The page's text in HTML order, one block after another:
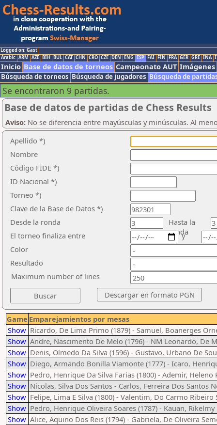
Logged on: Gast
Arabic ARM AZE BIH BUL CAT CHN CRO CZE DEN ENG ESP FAI FIN FRA GER GRE INA
Inicio Base de datos de torneos Campeonato AUT Imágenes
Búsqueda de torneos Búsqueda de jugadores Búsqueda de
Se encontraron 9 partidas.
Base de datos de partidas de Chess Results
Aviso: No se diferencia entre mayúsculas y minúsculas. Al
Apellido *)
Nombre
Código FIDE *)
ID Nacional *)
Torneo *)
Clave de la Base de Datos *)
Desde la ronda
Hasta la
ronda
El torneo finaliza entre
Color
Resultado
y
Maximum number of lines
Game Emparejamientos por mesas
Show Ricardo, De Lima Primo (1879) - Samuel, Boanerges
Show Andre, Nascimento De Melo (1796) - NM Leonardo, De
Show Denis, Olmedo Da Silva (1596) - Gustavo, Urbano De
Show Diego, Armando Bonilla Viamonte (1777) - Icaro,
Show Pedro, Henrique Da Silva Farias (1800) - Ademir, Heleno
Show Nicolas, Silva Dos Santos - Carlos, Ferreira Dos Santos
Show Felipe, Lima E Silva (1800) - Valentim, Do Carmo Ribeiro
Show Pedro, Henrique Oliveira Soares (1787) - Kauan,
Show Alice, Aquino Dos Reis (1794) - Gabriela, De Oliveira